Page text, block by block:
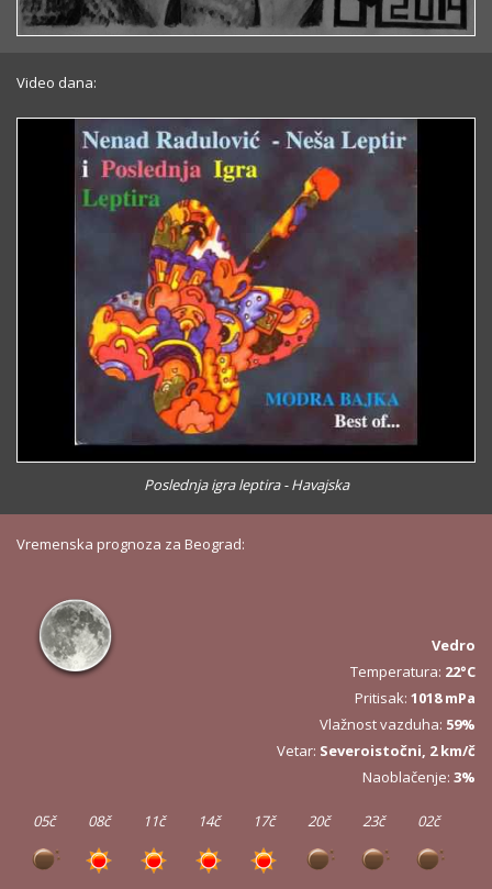
Video dana:
Poslednja igra leptira - Havajska
Vremenska prognoza za Beograd:
Vedro
Temperatura: 22°C
Pritisak: 1018 mPa
Vlažnost vazduha: 59%
Vetar: Severoistočni, 2 km/č
Naoblačenje: 3%
05č 08č 11č 14č 17č 20č 23č 02č